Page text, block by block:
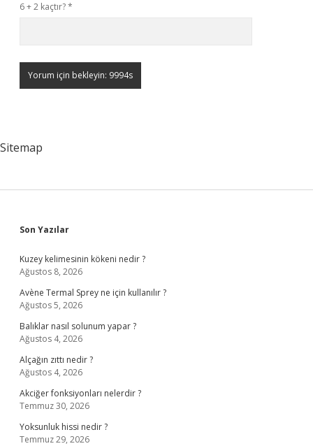
6 + 2 kaçtır?*
Sitemap
Sidebar
Son Yazılar
Kuzey kelimesinin kökeni nedir ?
Ağustos 8, 2026
Avène Termal Sprey ne için kullanılır ?
Ağustos 5, 2026
Balıklar nasıl solunum yapar ?
Ağustos 4, 2026
Alçağın zıttı nedir ?
Ağustos 4, 2026
Akciğer fonksiyonları nelerdir ?
Temmuz 30, 2026
Yoksunluk hissi nedir ?
Temmuz 29, 2026